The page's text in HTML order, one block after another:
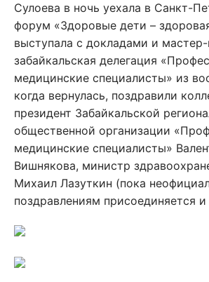
Сулоева в ночь уехала в Санкт-
форум «Здоровые дети –
выступала с докладами и
забайкальская делегация
медицинские специалисты» из
когда вернулась, поздравили
президент Забайкальской
общественной организации
медицинские специалисты»
Вишнякова, министр
Михаил Лазуткин (пока
поздравлениям присоединяется и